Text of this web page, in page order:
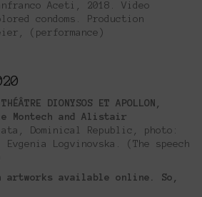
Aceti, 2018. Video
condoms. Production
(performance)
DIONYSOS ET APOLLON,
Montech and Alistair
Dominical Republic, photo:
Logvinovska. (The speech
artworks available online. So,